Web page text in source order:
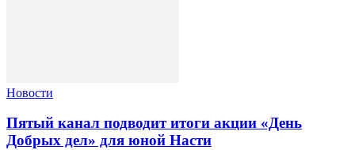
Новости
Пятый канал подводит итоги акции «День
Добрых дел» для юной Насти